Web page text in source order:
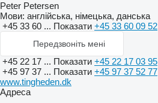
Peter Petersen
Мови: англійська, німецька, данська
+45 33 60 ... Показати +45 33 60 09 52
Передзвоніть мені
+45 22 17 ... Показати +45 22 17 03 95
+45 97 37 ... Показати +45 97 37 52 77
www.tingheden.dk
Адреса